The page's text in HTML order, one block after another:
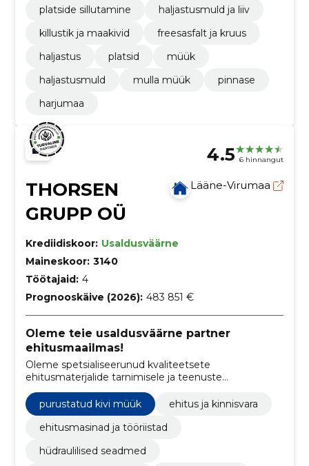
platside sillutamine
haljastusmuld ja liiv
killustik ja maakivid
freesasfalt ja kruus
haljastus
platsid
müük
haljastusmuld
mulla müük
pinnase
harjumaa
4.5 6 hinnangut
THORSEN
GRUPP OÜ
Lääne-Virumaa
Krediidiskoor: Usaldusväärne
Maineskoor: 3140
Töötajaid: 4
Prognooskäive (2026): 483 851 €
Oleme teie usaldusväärne partner
ehitusmaailmas!
Oleme spetsialiseerunud kvaliteetsete
ehitusmaterjalide tarnimisele ja teenuste
ehitamiseni.
purustatud kivi müük
ehitus ja kinnisvara
ehitusmasinad ja tööriistad
hüdraulilised seadmed